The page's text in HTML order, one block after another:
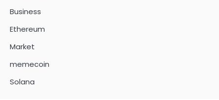
Business
Ethereum
Market
memecoin
Solana